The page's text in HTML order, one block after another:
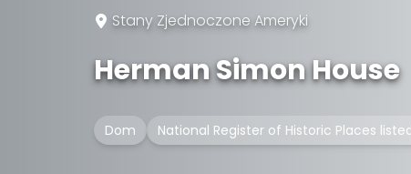
Stany Zjednoczone Ameryki
Herman Simon House
Dom National Register of Historic Places